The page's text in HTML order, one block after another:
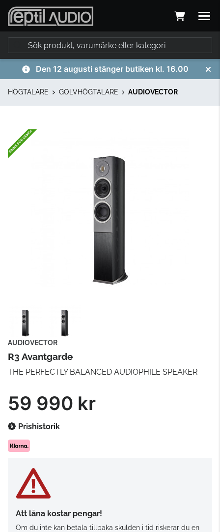
Den 12 augusti stänger butiken kl. 16.00
HÖGTALARE GOLVHÖGTALARE AUDIOVECTOR
AUDIOVECTOR
R3 Avantgarde
THE PERFECTLY BALANCED AUDIOPHILE SPEAKER
59 990 kr
Prishistorik
Att låna kostar pengar!
Om du inte kan betala tillbaka skulden i tid riskerar du en